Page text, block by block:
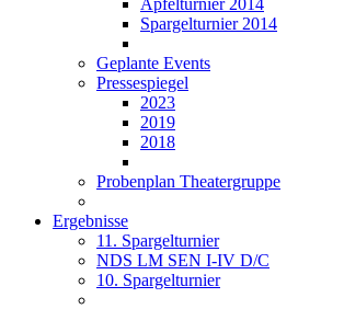
Apfelturnier 2014
Spargelturnier 2014
Geplante Events
Pressespiegel
2023
2019
2018
Probenplan Theatergruppe
Ergebnisse
11. Spargelturnier
NDS LM SEN I-IV D/C
10. Spargelturnier